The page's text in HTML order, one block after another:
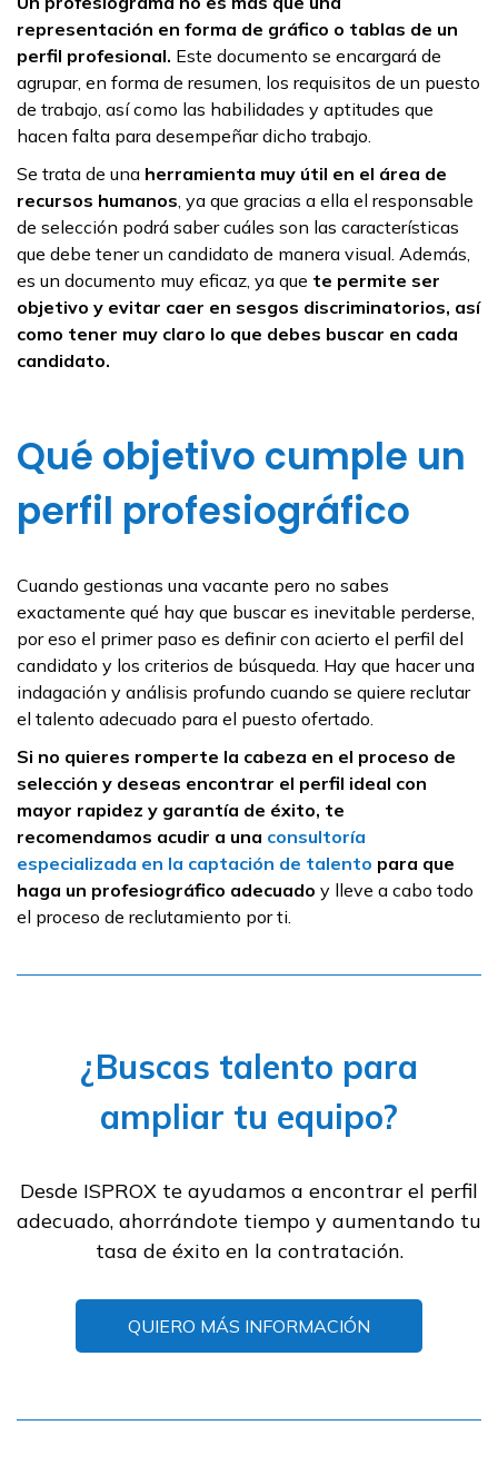
representación en forma de gráfico o tablas de un
perfil profesional. Este documento se encargará de
agrupar, en forma de resumen, los requisitos de un puesto
de trabajo, así como las habilidades y aptitudes que
hacen falta para desempeñar dicho trabajo.
Se trata de una herramienta muy útil en el área de
recursos humanos , ya que gracias a ella el responsable
de selección podrá saber cuáles son las características
que debe tener un candidato de manera visual. Además,
es un documento muy eficaz, ya que te permite ser
objetivo y evitar caer en sesgos discriminatorios, así
como tener muy claro lo que debes buscar en cada
candidato.
Qué objetivo cumple un
perfil profesiográfico
Cuando gestionas una vacante pero no sabes
exactamente qué hay que buscar es inevitable perderse,
por eso el primer paso es definir con acierto el perfil del
candidato y los criterios de búsqueda. Hay que hacer una
indagación y análisis profundo cuando se quiere reclutar
el talento adecuado para el puesto ofertado.
Si no quieres romperte la cabeza en el proceso de
selección y deseas encontrar el perfil ideal con
mayor rapidez y garantía de éxito, te
recomendamos acudir a una consultoría
especializada en la captación de talento para que
haga un profesiográfico adecuado y lleve a cabo todo
el proceso de reclutamiento por ti.
¿Buscas talento para
ampliar tu equipo?
Desde ISPROX te ayudamos a encontrar el perfil
adecuado, ahorrándote tiempo y aumentando tu
tasa de éxito en la contratación.
QUIERO MÁS INFORMACIÓN